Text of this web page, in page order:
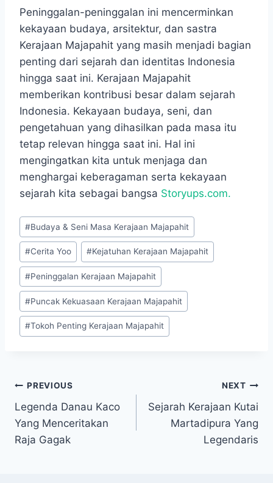
Peninggalan-peninggalan ini mencerminkan
kekayaan budaya, arsitektur, dan sastra
Kerajaan Majapahit yang masih menjadi bagian
penting dari sejarah dan identitas Indonesia
hingga saat ini. Kerajaan Majapahit
memberikan kontribusi besar dalam sejarah
Indonesia. Kekayaan budaya, seni, dan
pengetahuan yang dihasilkan pada masa itu
tetap relevan hingga saat ini. Hal ini
mengingatkan kita untuk menjaga dan
menghargai keberagaman serta kekayaan
sejarah kita sebagai bangsa Storyups.com.
Post
Tags:
#Budaya & Seni Masa Kerajaan Majapahit
#Cerita Yoo #Kejatuhan Kerajaan Majapahit
#Peninggalan Kerajaan Majapahit
#Puncak Kekuasaan Kerajaan Majapahit
#Tokoh Penting Kerajaan Majapahit
Navigasi
pos
PREVIOUS
Legenda Danau Kaco
Yang Menceritakan
Raja Gagak
NEXT
Sejarah Kerajaan Kutai
Martadipura Yang
Legendaris